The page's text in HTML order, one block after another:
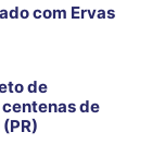
com Ervas
de
de